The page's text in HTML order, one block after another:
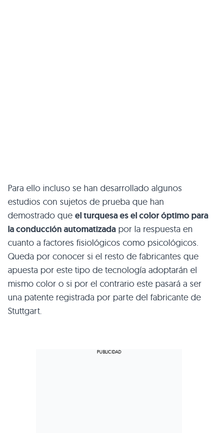
Para ello incluso se han desarrollado algunos
estudios con sujetos de prueba que han
demostrado que el turquesa es el color óptimo para
la conducción automatizada por la respuesta en
cuanto a factores fisiológicos como psicológicos.
Queda por conocer si el resto de fabricantes que
apuesta por este tipo de tecnología adoptarán el
mismo color o si por el contrario este pasará a ser
una patente registrada por parte del fabricante de
Stuttgart.